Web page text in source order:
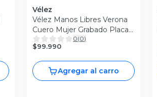
Vélez
Vélez Manos Libres Verona
Cuero Mujer Grabado Placa
Negro
0(0)
$99.990
Agregar al carro